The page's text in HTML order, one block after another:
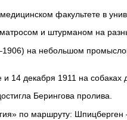
факультете в
и штурманом на
на небольшом
14 декабря 1911 на
Берингова пролива.
по маршруту: